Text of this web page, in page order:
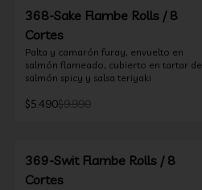
368-Sake Flambe Rolls / 8
Cortes
Palta y camarón furay, envuelto en
salmón flameado, cubierto en tartar de
salmón spicy y salsa teriyaki
$5.490$9.990
369-Swit Flambe Rolls / 8
Cortes